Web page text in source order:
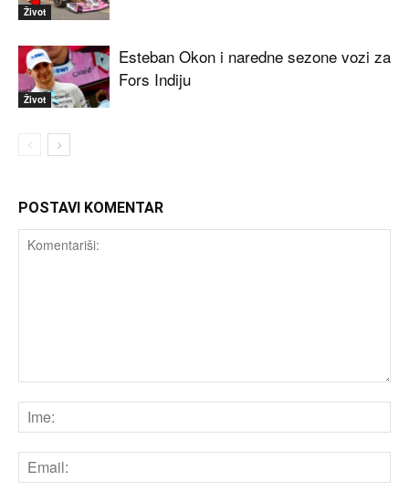
Život
Život
Esteban Okon i naredne sezone vozi za
Fors Indiju
POSTAVI KOMENTAR